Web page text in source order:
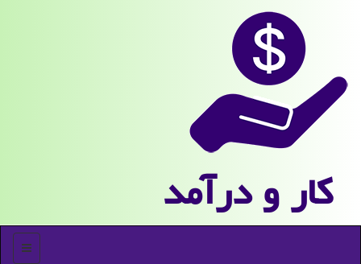
كار و درآمد
منو